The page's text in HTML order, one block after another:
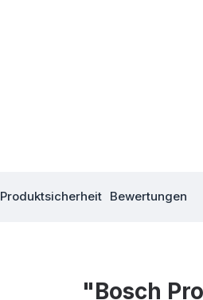
Produktsicherheit Bewertungen
"Bosch